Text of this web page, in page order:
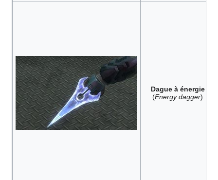
Dague à énergie
(Energy dagger)